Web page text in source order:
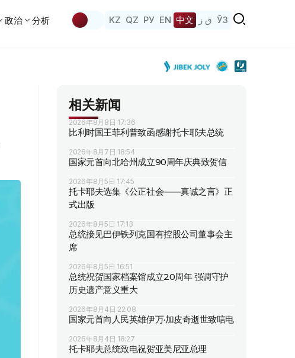
政治 分析 KZ QZ РУ EN 中文 ق ز ЎЗ
相关新闻
2026年8月8日 17:36
比利时国王菲利普致函感谢托卡耶夫总统
2026年8月7日 18:54
国家元首向北哈州成立90周年庆典致贺信
2026年8月5日 17:45
托卡耶夫选集《公正社会——真诚之言》正
式出版
2026年8月5日 17:13
总统接见巴伊铁列克国有控股公司董事会主
席
2026年8月5日 16:51
总统祝贺国家档案馆成立20周年 强调守护
历史遗产意义重大
2026年8月4日 22:08
国家元首向人民英雄伊万·加皮奇逝世致唁电
2026年8月4日 18:27
托卡耶夫总统致电祝贺亚美尼亚总理